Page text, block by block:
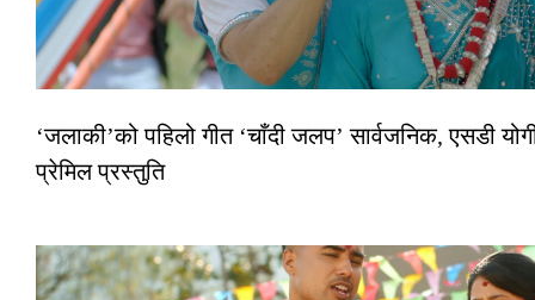
‘जलाकी’को पहिलो गीत ‘चाँदी जलप’ सार्वजनिक, एसडी
प्रेमिल प्रस्तुति